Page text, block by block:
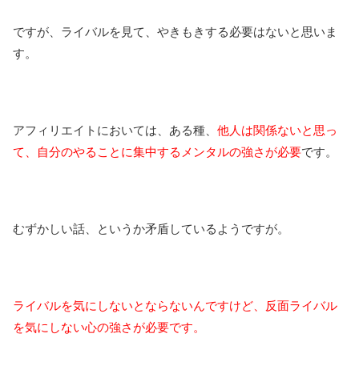
ですが、ライバルを見て、やきもきする必要はないと思いま
す。
アフィリエイトにおいては、ある種、 他人は関係ないと思っ
て、自分のやることに集中するメンタルの強さが必要です。
むずかしい話、というか矛盾しているようですが。
ライバルを気にしないとならないんですけど、反面ライバル
を気にしない心の強さが必要です。